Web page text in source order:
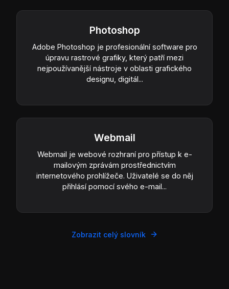
Photoshop
Adobe Photoshop je profesionální software pro
úpravu rastrové grafiky, který patří mezi
nejpoužívanější nástroje v oblasti grafického
designu, digitál...
Webmail
Webmail je webové rozhraní pro přístup k e-
mailovým zprávám prostřednictvím
internetového prohlížeče. Uživatelé se do něj
přihlásí pomocí svého e-mail...
Zobrazit celý slovník